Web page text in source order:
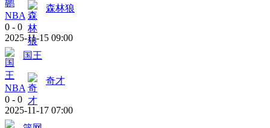
NBA
森林狼
0 - 0
2025-11-15 09:00
国王
NBA
奇才
0 - 0
2025-11-17 07:00